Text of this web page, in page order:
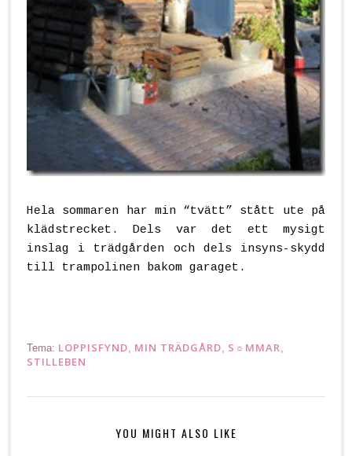
Hela sommaren har min “tvätt” stått ute på
klädstrecket. Dels var det ett mysigt
inslag i trädgården och dels insyns-skydd
till trampolinen bakom garaget.
Tema: LOPPISFYND, MIN TRÄDGÅRD, S☼MMAR,
STILLEBEN
YOU MIGHT ALSO LIKE